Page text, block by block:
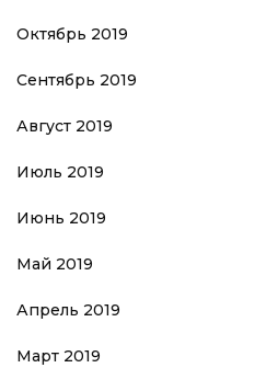
Октябрь 2019
Сентябрь 2019
Август 2019
Июль 2019
Июнь 2019
Май 2019
Апрель 2019
Март 2019